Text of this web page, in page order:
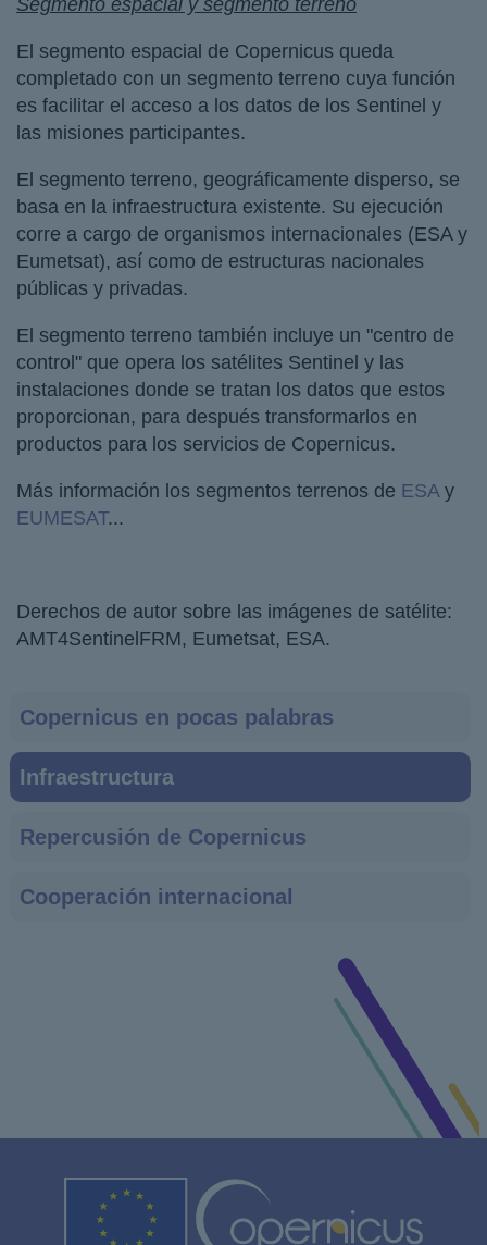
Main
navigation
Copernicus en pocas palabras
Infraestructura
Repercusión de Copernicus
Cooperación internacional
Segmento espacial y segmento terreno
El segmento espacial de Copernicus queda
completado con un segmento terreno cuya función
es facilitar el acceso a los datos de los Sentinel y
las misiones participantes.
El segmento terreno, geográficamente disperso, se
basa en la infraestructura existente. Su ejecución
corre a cargo de organismos internacionales (ESA y
Eumetsat), así como de estructuras nacionales
públicas y privadas.
El segmento terreno también incluye un "centro de
control" que opera los satélites Sentinel y las
instalaciones donde se tratan los datos que estos
proporcionan, para después transformarlos en
productos para los servicios de Copernicus.
Más información los segmentos terrenos de ESAy
EUMESAT...
Derechos de autor sobre las imágenes de satélite:
AMT4SentinelFRM, Eumetsat, ESA.